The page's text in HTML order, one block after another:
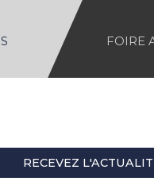
FOIRE
RECEVEZ